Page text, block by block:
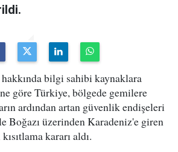
bilgi sahibi kaynaklara
göre Türkiye, bölgede gemilere
ardından artan güvenlik endişeleri
Boğazı üzerinden Karadeniz'e giren
kararı aldı.